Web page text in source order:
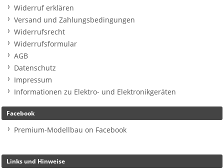
Widerruf erklären
Versand und Zahlungsbedingungen
Widerrufsrecht
Widerrufsformular
AGB
Datenschutz
Impressum
Informationen zu Elektro- und Elektronikgeräten
Facebook
Premium-Modellbau on Facebook
Links und Hinweise